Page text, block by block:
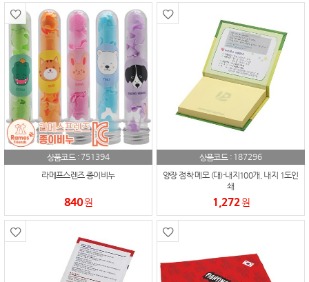
상품코드 : 751394
라메프스렌즈 종이비누
840원
상품코드 : 187296
양장 점착 메모 (대)-내지100개, 내지 1도인
쇄
1,272원